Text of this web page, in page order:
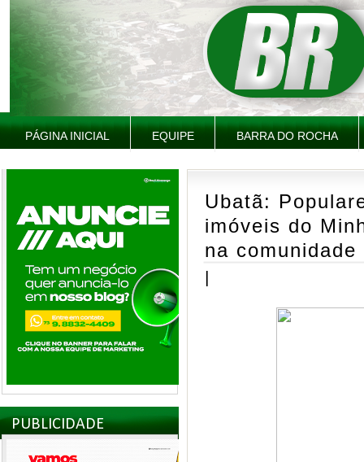
PÁGINA INICIAL EQUIPE BARRA DO ROCHA
PUBLICIDADE
Ubatã:
imóveis do
na
|